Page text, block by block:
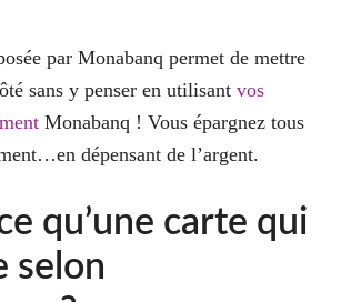
par Monabanq permet de mettre
sans y penser en utilisant vos
Monabanq ! Vous épargnez tous
dépensant de l’argent.
qu’une carte qui
selon